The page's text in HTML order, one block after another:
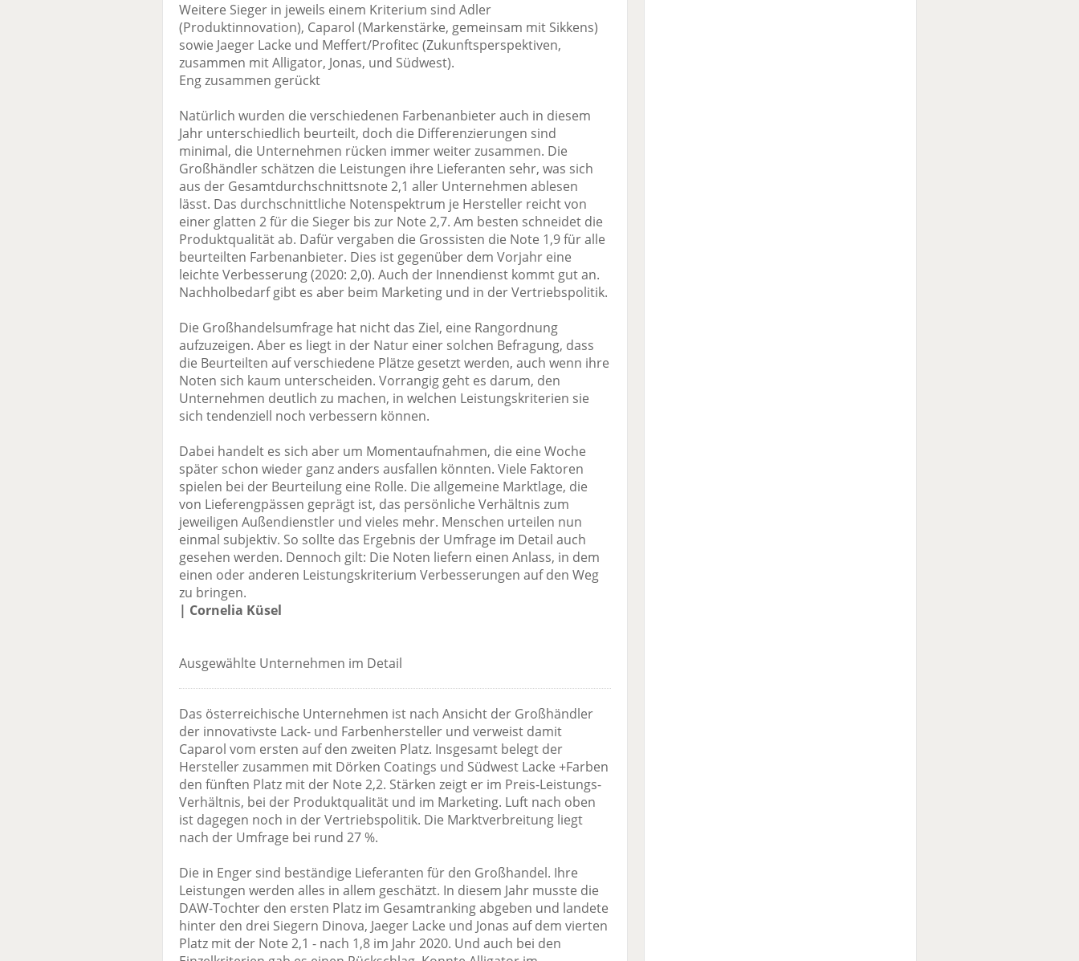
Weitere Sieger in jeweils einem Kriterium sind Adler
(Produktinnovation), Caparol (Markenstärke, gemeinsam mit Sikkens)
sowie Jaeger Lacke und Meffert/Profitec (Zukunftsperspektiven,
zusammen mit Alligator, Jonas, und Südwest).
Eng zusammen gerückt
Natürlich wurden die verschiedenen Farbenanbieter auch in diesem
Jahr unterschiedlich beurteilt, doch die Differenzierungen sind
minimal, die Unternehmen rücken immer weiter zusammen. Die
Großhändler schätzen die Leistungen ihre Lieferanten sehr, was sich
aus der Gesamtdurchschnittsnote 2,1 aller Unternehmen ablesen
lässt. Das durchschnittliche Notenspektrum je Hersteller reicht von
einer glatten 2 für die Sieger bis zur Note 2,7. Am besten schneidet die
Produktqualität ab. Dafür vergaben die Grossisten die Note 1,9 für alle
beurteilten Farbenanbieter. Dies ist gegenüber dem Vorjahr eine
leichte Verbesserung (2020: 2,0). Auch der Innendienst kommt gut an.
Nachholbedarf gibt es aber beim Marketing und in der Vertriebspolitik.
Die Großhandelsumfrage hat nicht das Ziel, eine Rangordnung
aufzuzeigen. Aber es liegt in der Natur einer solchen Befragung, dass
die Beurteilten auf verschiedene Plätze gesetzt werden, auch wenn ihre
Noten sich kaum unterscheiden. Vorrangig geht es darum, den
Unternehmen deutlich zu machen, in welchen Leistungskriterien sie
sich tendenziell noch verbessern können.
Dabei handelt es sich aber um Momentaufnahmen, die eine Woche
später schon wieder ganz anders ausfallen könnten. Viele Faktoren
spielen bei der Beurteilung eine Rolle. Die allgemeine Marktlage, die
von Lieferengpässen geprägt ist, das persönliche Verhältnis zum
jeweiligen Außendienstler und vieles mehr. Menschen urteilen nun
einmal subjektiv. So sollte das Ergebnis der Umfrage im Detail auch
gesehen werden. Dennoch gilt: Die Noten liefern einen Anlass, in dem
einen oder anderen Leistungskriterium Verbesserungen auf den Weg
zu bringen.
| Cornelia Küsel
Ausgewählte Unternehmen im Detail
Das österreichische Unternehmen ist nach Ansicht der Großhändler
der innovativste Lack- und Farbenhersteller und verweist damit
Caparol vom ersten auf den zweiten Platz. Insgesamt belegt der
Hersteller zusammen mit Dörken Coatings und Südwest Lacke +Farben
den fünften Platz mit der Note 2,2. Stärken zeigt er im Preis-Leistungs-
Verhältnis, bei der Produktqualität und im Marketing. Luft nach oben
ist dagegen noch in der Vertriebspolitik. Die Marktverbreitung liegt
nach der Umfrage bei rund 27 %.
Die in Enger sind beständige Lieferanten für den Großhandel. Ihre
Leistungen werden alles in allem geschätzt. In diesem Jahr musste die
DAW-Tochter den ersten Platz im Gesamtranking abgeben und landete
hinter den drei Siegern Dinova, Jaeger Lacke und Jonas auf dem vierten
Platz mit der Note 2,1 - nach 1,8 im Jahr 2020. Und auch bei den